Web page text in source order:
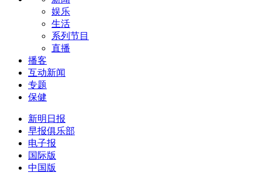
娱乐
生活
系列节目
直播
播客
互动新闻
专题
保健
新明日报
早报俱乐部
电子报
国际版
中国版